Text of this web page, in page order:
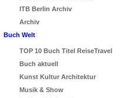
ITB Berlin Archiv
Archiv
Buch Welt
TOP 10 Buch Titel ReiseTravel
Buch aktuell
Kunst Kultur Architektur
Musik & Show